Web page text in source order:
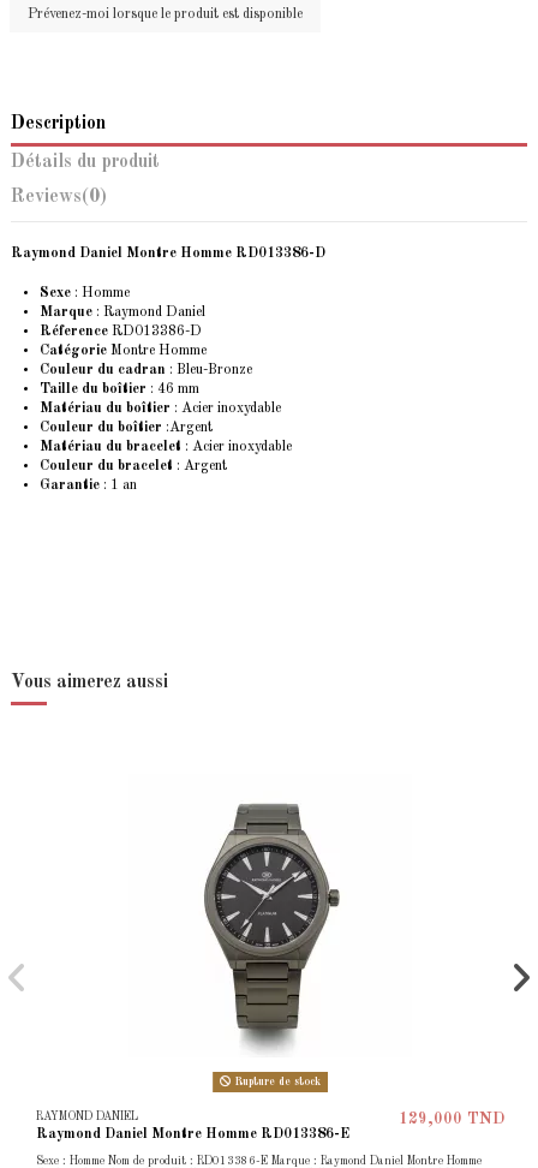
Description
Détails du produit
Reviews(0)
Raymond Daniel Montre Homme RD013386-D
Sexe : Homme
Marque : Raymond Daniel
Réference RD013386-D
Catégorie Montre Homme
Couleur du cadran : Bleu-Bronze
Taille du boîtier : 46 mm
Matériau du boîtier : Acier inoxydable
Couleur du boîtier :Argent
Matériau du bracelet : Acier inoxydable
Couleur du bracelet : Argent
Garantie : 1 an
Vous aimerez aussi
Rupture de stock
RAYMOND DANIEL
Raymond Daniel Montre Homme RD013386-E
129,000 TND
Sexe : Homme Nom de produit : RD013386-E Marque : Raymond Daniel Montre Homme